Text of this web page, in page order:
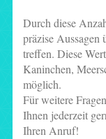
Durch diese
präzise Aussagen
treffen. Diese
Kaninchen,
möglich.
Für weitere
Ihnen jederzeit
Ihren Anruf!